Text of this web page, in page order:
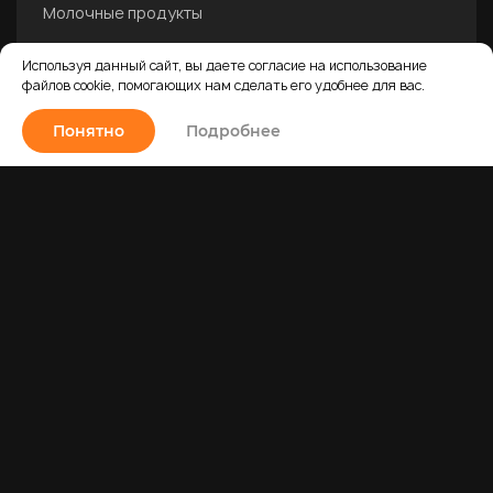
Молочные продукты
Шоколад
Пюре
Замороженные ягоды
Какао
Используя данный сайт, вы даете согласие на использование
файлов cookie, помогающих нам сделать его удобнее для вас.
Понятно Подробнее